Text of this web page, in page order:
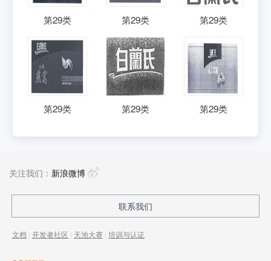
第29类 第29类 第29类
第29类 第29类 第29类